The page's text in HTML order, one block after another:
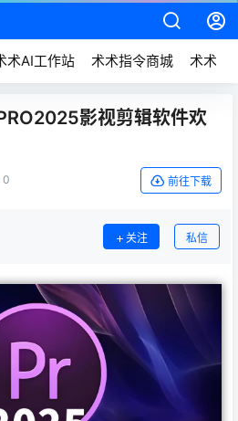
术AI工作站 术术指令商城 术术动
影视剪辑软件欢
0 前往下载
关注 私信